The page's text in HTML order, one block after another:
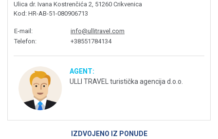
Ulica dr. Ivana Kostrenčića 2, 51260 Crikvenica
Kod : HR-AB-51-080906713
E-mail :
info@ullitravel.com
Telefon: +38551784134
AGENT:
ULLI TRAVEL turistička agencija d.o.o.
IZDVOJENO IZ PONUDE